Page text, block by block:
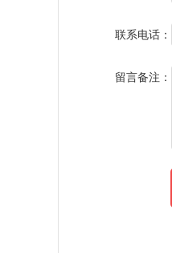
联系电话：
留言备注：